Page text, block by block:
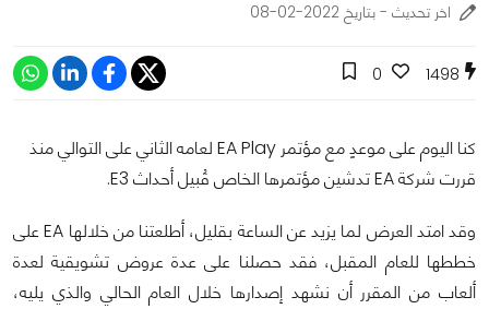
اخر تحديث - بتاريخ 2022-02-08
1498
0
كنا اليوم على موعدٍ مع مؤتمر EA Play لعامه الثاني على التوالي منذ
قررت شركة EA تدشين مؤتمرها الخاص قُبيل أحداث E3.
وقد امتد العرض لما يزيد عن الساعة بقليل، أطلعتنا من خلالها EA على
خططها للعام المقبل، فقد حصلنا على عدة عروض تشويقية لعدة
ألعاب من المقرر أن نشهد إصدارها خلال العام الحالي والذي يليه،